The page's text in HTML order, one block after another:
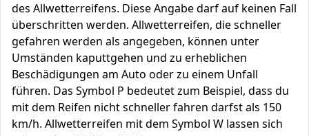
des Allwetterreifens. Diese Angabe darf auf keinen Fall
überschritten werden. Allwetterreifen, die schneller
gefahren werden als angegeben, können unter
Umständen kaputtgehen und zu erheblichen
Beschädigungen am Auto oder zu einem Unfall
führen. Das Symbol P bedeutet zum Beispiel, dass du
mit dem Reifen nicht schneller fahren darfst als 150
km/h. Allwetterreifen mit dem Symbol W lassen sich